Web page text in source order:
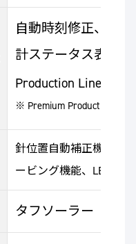
自動時刻修正、簡
計ステータス表示
Production Line生産
※ Premium Production
針位置自動補正機能、
ービング機能、LEDラ
タフソーラー（ソ